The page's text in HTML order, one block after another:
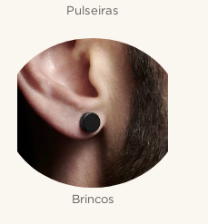
Pulseiras
Brincos